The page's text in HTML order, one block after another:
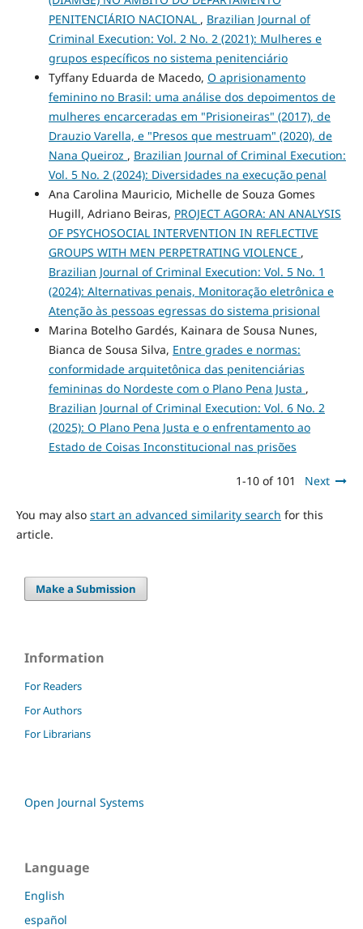
PENITENCIÁRIO NACIONAL , Brazilian Journal of
Criminal Execution: Vol. 2 No. 2 (2021): Mulheres e
grupos específicos no sistema penitenciário
Tyffany Eduarda de Macedo, O aprisionamento
feminino no Brasil: uma análise dos depoimentos de
mulheres encarceradas em "Prisioneiras" (2017), de
Drauzio Varella, e "Presos que mestruam" (2020), de
Nana Queiroz , Brazilian Journal of Criminal Execution:
Vol. 5 No. 2 (2024): Diversidades na execução penal
Ana Carolina Mauricio, Michelle de Souza Gomes
Hugill, Adriano Beiras, PROJECT AGORA: AN ANALYSIS
OF PSYCHOSOCIAL INTERVENTION IN REFLECTIVE
GROUPS WITH MEN PERPETRATING VIOLENCE ,
Brazilian Journal of Criminal Execution: Vol. 5 No. 1
(2024): Alternativas penais, Monitoração eletrônica e
Atenção às pessoas egressas do sistema prisional
Marina Botelho Gardés, Kainara de Sousa Nunes,
Bianca de Sousa Silva, Entre grades e normas:
conformidade arquitetônica das penitenciárias
femininas do Nordeste com o Plano Pena Justa ,
Brazilian Journal of Criminal Execution: Vol. 6 No. 2
(2025): O Plano Pena Justa e o enfrentamento ao
Estado de Coisas Inconstitucional nas prisões
1-10 of 101 Next
You may also start an advanced similarity search for this
article.
Make a Submission
Information
For Readers
For Authors
For Librarians
Open Journal Systems
Language
English
español